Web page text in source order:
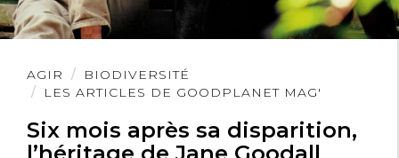
AGIR
BIODIVERSITÉ
LES ARTICLES DE GOODPLANET MAG'
Six mois après sa disparition,
l’héritage de Jane Goodall
Lire
l'article